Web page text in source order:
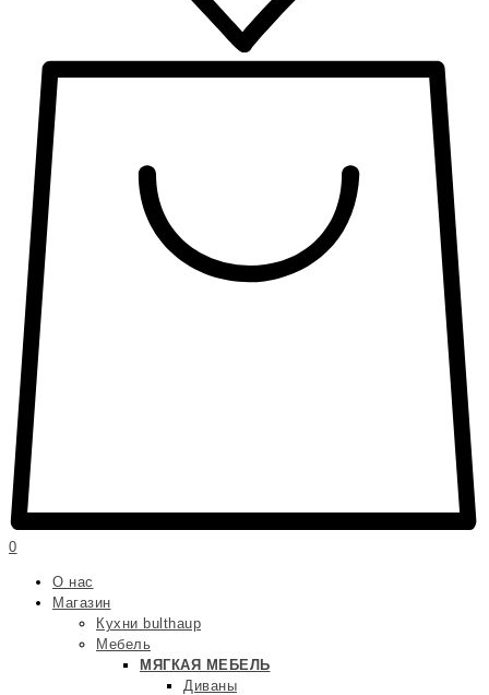
0
О нас
Магазин
Кухни bulthaup
Мебель
МЯГКАЯ МЕБЕЛЬ
Диваны